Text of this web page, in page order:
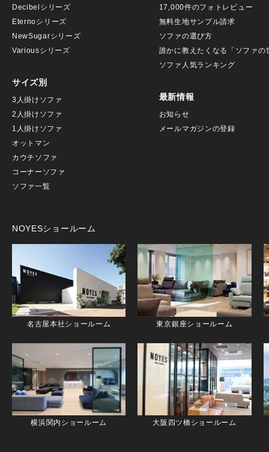
Decibelシリーズ
Eternoシリーズ
NewSugarシリーズ
Variousシリーズ
サイズ別
3人掛けソファ
2人掛けソファ
1人掛けソファ
オットマン
カウチソファ
コーナーソファ
ソファ一覧
17,000件のフォトレビュー
無料生地サンプル請求
ソファの選び方
誰かに教えたくなる「ソファの
ソファ人気ランキング
最新情報
お知らせ
メールマガジンの登録
NOYESショールーム
名古屋本社ショールーム 東京銀座ショールーム
横浜関内ショールーム 大阪四ツ橋ショールーム